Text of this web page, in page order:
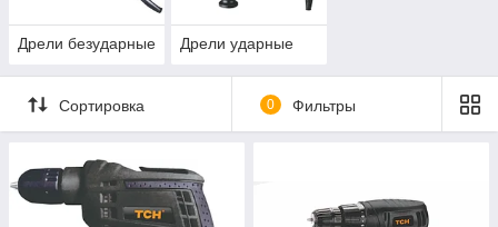
Дрели безударные Дрели ударные
Сортировка 0 Фильтры